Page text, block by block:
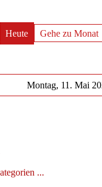
Heute Gehe zu Monat
Montag, 11. Mai
...